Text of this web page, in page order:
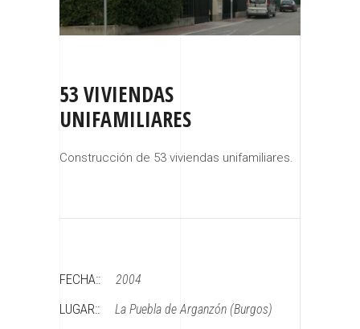
53 VIVIENDAS
UNIFAMILIARES
Construcción de 53 viviendas unifamiliares.
FECHA:: 2004
LUGAR:: La Puebla de Arganzón (Burgos)